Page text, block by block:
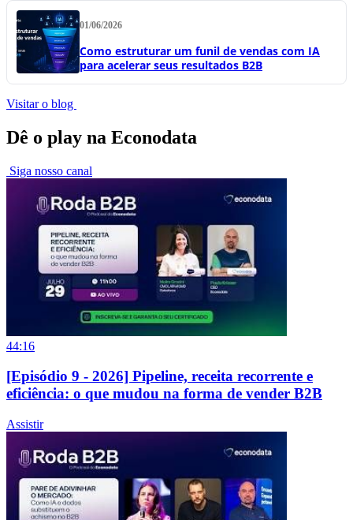
01/06/2026
Como estruturar um funil de vendas com IA
para acelerar seus resultados B2B
Visitar o blog
Dê o play na Econodata
Siga nosso canal
44:16
[Episódio 9 - 2026] Pipeline, receita recorrente e
eficiência: o que mudou na forma de vender B2B
Assistir